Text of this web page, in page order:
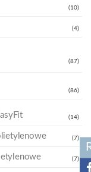
(10)
(4)
(87)
(86)
(14)
(7)
(7)